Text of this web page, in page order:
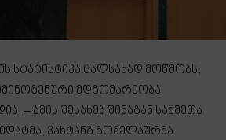
სტატისტიკა ცალსახად მოწმობს,
მდგომარეობა
– ამის შესახებ შინაგან საქმეთა
ვახტანგ გომელაურმა